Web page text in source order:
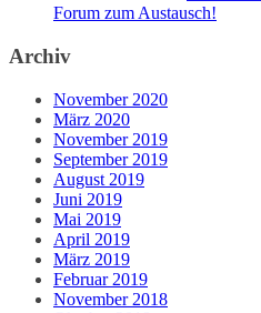
Forum zum Austausch!
Archiv
November 2020
März 2020
November 2019
September 2019
August 2019
Juni 2019
Mai 2019
April 2019
März 2019
Februar 2019
November 2018